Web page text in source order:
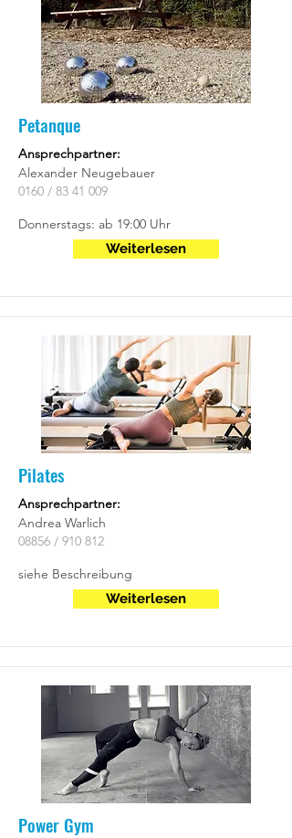
Petanque
Ansprechpartner:
Alexander Neugebauer
0160 / 83 41 009
Donnerstags: ab 19:00 Uhr
Weiterlesen
Pilates
Ansprechpartner:
Andrea Warlich
08856 / 910 812
siehe Beschreibung
Weiterlesen
Power Gym